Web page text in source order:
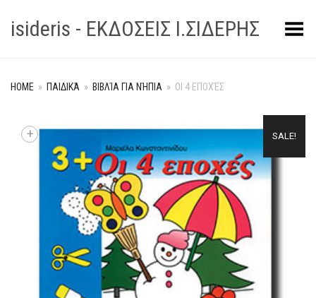
isideris - ΕΚΔΟΣΕΙΣ Ι.ΣΙΔΕΡΗΣToggle Menu
HOME » ΠΑΙΔΙΚΆ » ΒΙΒΛΊΑ ΓΙΑ ΝΉΠΙΑ » ΟΙ 4 ΕΠΟΧΈΣ
SALE!
+